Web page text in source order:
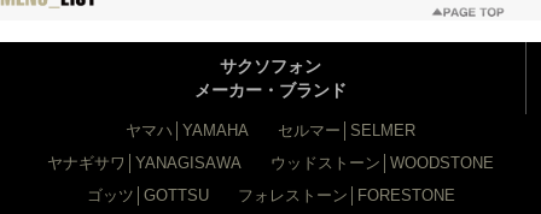
サクソフォン
メーカー・ブランド
ヤマハ│YAMAHA
セルマー│SELMER
ヤナギサワ│YANAGISAWA
ウッドストーン│WOODSTONE
ゴッツ│GOTTSU
フォレストーン│FORESTONE